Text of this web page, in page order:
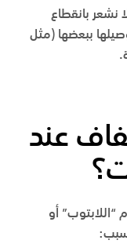
نشعر بانقطاع
ببعضها (مثل
عند
أو